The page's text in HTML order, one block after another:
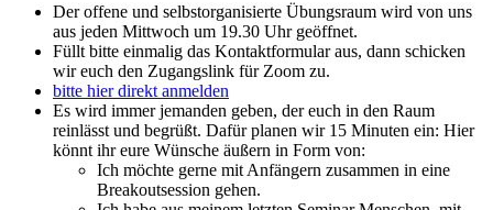
Der offene und selbstorganisierte Übungsraum wird von uns
aus jeden Mittwoch um 19.30 Uhr geöffnet.
Füllt bitte einmalig das Kontaktformular aus, dann schicken
wir euch den Zugangslink für Zoom zu.
bitte hier direkt anmelden
Es wird immer jemanden geben, der euch in den Raum
reinlässt und begrüßt. Dafür planen wir 15 Minuten ein: Hier
könnt ihr eure Wünsche äußern in Form von:
Ich möchte gerne mit Anfängern zusammen in eine
Breakoutsession gehen.